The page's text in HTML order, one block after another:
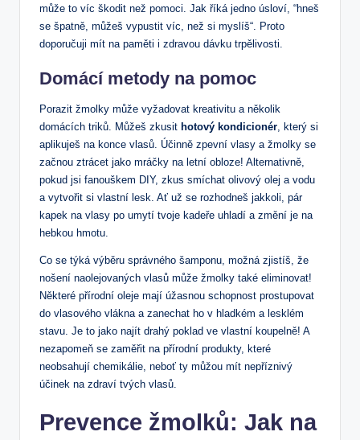
může ​to ‌víc škodit než pomoci. ⁤Jak říká jedno⁣ úsloví, ‌“hneš
se špatně,⁢ můžeš vypustit víc,⁢ než si myslíš“.⁤ Proto
doporučuji mít ​na paměti ⁣i zdravou dávku trpělivosti.
Domácí metody na pomoc
Porazit žmolky může‌ vyžadovat kreativitu a několik
domácích triků. Můžeš zkusit⁣ hotový ⁢kondicionér ,‍ který si
aplikuješ na‌ konce vlasů. Účinně zpevní vlasy ‌a ​žmolky ⁤se‌
začnou ztrácet ‌jako ⁤mráčky na letní obloze! Alternativně,
pokud jsi fanouškem‍ DIY, zkus smíchat ‍olivový olej‍ a⁤ vodu
a⁢ vytvořit si vlastní lesk. ​Ať už se rozhodneš ​jakkoli, pár⁢
kapek na ⁢vlasy po umytí tvoje kadeře uhladí a změní je na
hebkou hmotu.
Co se‍ týká⁤ výběru správného šamponu, možná zjistíš, že
nošení naolejovaných vlasů může žmolky⁣ také eliminovat!
⁣Některé přírodní‍ oleje mají úžasnou schopnost prostupovat
do vlasového vlákna ⁤a zanechat ‌ho ‌v hladkém a‍ lesklém
stavu. Je to jako ⁣najít ⁢drahý⁢ poklad ve vlastní koupelně! ‍A⁤
nezapomeň⁤ se ⁤zaměřit na přírodní produkty, které
neobsahují ⁤chemikálie, neboť ty⁤ můžou mít​ nepříznivý⁤
účinek na zdraví ⁢tvých vlasů.
Prevence žmolků: ​Jak na